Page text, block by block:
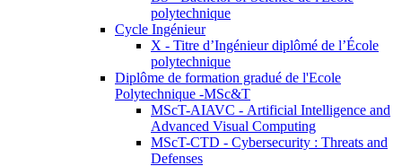
polytechnique
Cycle Ingénieur
X - Titre d’Ingénieur diplômé de l’École
polytechnique
Diplôme de formation gradué de l'Ecole
Polytechnique -MSc&T
MScT-AIAVC - Artificial Intelligence and
Advanced Visual Computing
MScT-CTD - Cybersecurity : Threats and
Defenses